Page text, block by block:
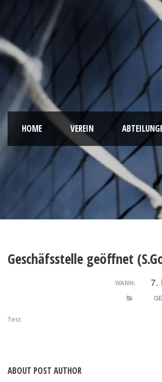
HOME VEREIN
Geschäfsstelle geöffnet
WANN: 7.
Test
ABOUT POST AUTHOR